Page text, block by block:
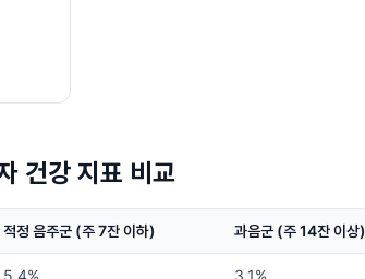
건강 지표 비교
적정 음주군 (주 7잔 이하) 과음군 (주 14잔 이상)
5.4% 3.1%